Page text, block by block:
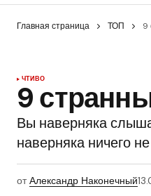
Главная страница ТОП 9
ЧТИВО
9
Вы наверняка
наверняка ничего
от Александр Наконечный